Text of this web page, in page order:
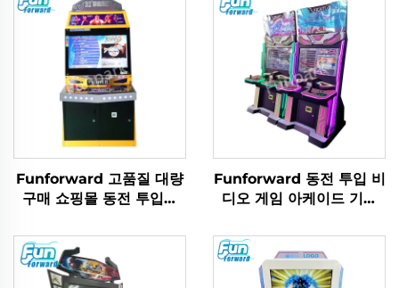
Funforward 고품질 대량
구매 쇼핑몰 동전 투입식
레이터 아케이드 격투 기계
Funforward 동전 투입 비
디오 게임 아케이드 기계
스트리트 파이터